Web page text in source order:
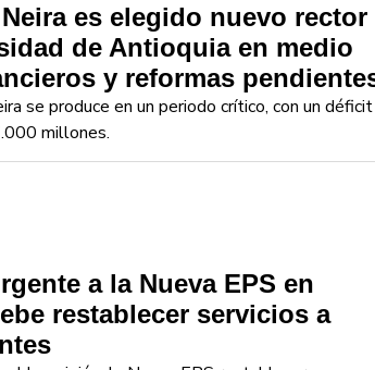
es elegido nuevo rector
de Antioquia en medio
y reformas
se produce en un periodo crítico, con un déficit
millones.
a la Nueva EPS en
restablecer servicios a